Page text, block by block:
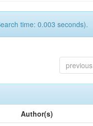
time: 0.003 seconds).
previous
Author(s)